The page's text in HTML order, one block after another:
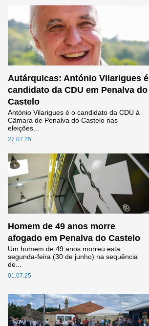
Autárquicas: António Vilarigues é
candidato da CDU em Penalva do
Castelo
27.07.25
António Vilarigues é o candidato da CDU à
Câmara de Penalva do Castelo nas
eleições...
Homem de 49 anos morre
afogado em Penalva do Castelo
01.07.25
Um homem de 49 anos morreu esta
segunda-feira (30 de junho) na sequência
de...